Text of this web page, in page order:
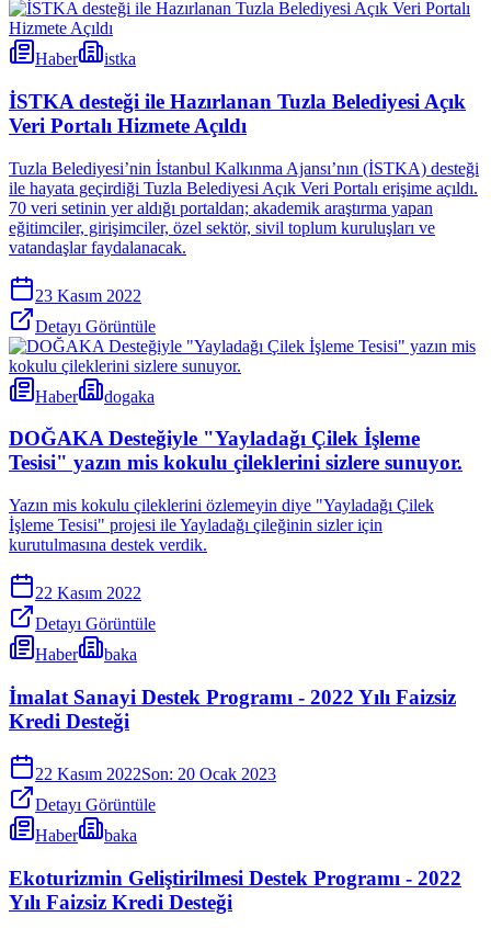
Haber istka
İSTKA desteği ile Hazırlanan Tuzla Belediyesi Açık
Veri Portalı Hizmete Açıldı
Tuzla Belediyesi’nin İstanbul Kalkınma Ajansı’nın (İSTKA) desteği
ile hayata geçirdiği Tuzla Belediyesi Açık Veri Portalı erişime açıldı.
70 veri setinin yer aldığı portaldan; akademik araştırma yapan
eğitimciler, girişimciler, özel sektör, sivil toplum kuruluşları ve
vatandaşlar faydalanacak.
23 Kasım 2022
Detayı Görüntüle
Haber dogaka
DOĞAKA Desteğiyle "Yayladağı Çilek İşleme
Tesisi" yazın mis kokulu çileklerini sizlere sunuyor.
Yazın mis kokulu çileklerini özlemeyin diye "Yayladağı Çilek
İşleme Tesisi" projesi ile Yayladağı çileğinin sizler için
kurutulmasına destek verdik.
22 Kasım 2022
Detayı Görüntüle
Haber
baka
İmalat Sanayi Destek Programı - 2022 Yılı Faizsiz
Kredi Desteği
22 Kasım 2022Son: 20 Ocak 2023
Detayı Görüntüle
Haber
baka
Ekoturizmin Geliştirilmesi Destek Programı - 2022
Yılı Faizsiz Kredi Desteği